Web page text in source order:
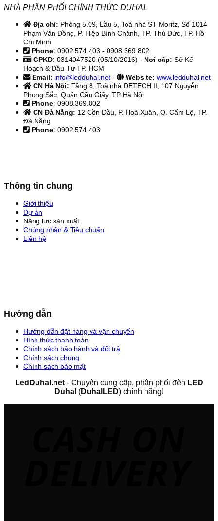
NHÀ PHÂN PHỐI CHÍNH THỨC DUHAL
Địa chỉ: Phòng 5.09, Lầu 5, Toà nhà ST Moritz, Số 1014
Phạm Văn Đồng, P. Hiệp Bình Chánh, TP. Thủ Đức, TP. Hồ
Chí Minh
Phone: 0902 574 403 - 0908 369 802
GPKD: 0314047520 (05/10/2016) - Nơi cấp: Sở Kế
Hoạch & Đầu Tư TP. HCM
Email: info@ledduhal.net - Website: www.ledduhal.net
CN Hà Nội: Tầng 8, Toà nhà DETECH II, 107 Nguyễn
Phong Sắc, Quận Cầu Giấy, TP Hà Nội
Phone: 0908.369.802
CN Đà Nẵng: 12 Cồn Dầu, P. Hoà Xuân, Q. Cẩm Lệ, TP.
Đà Nẵng
Phone: 0902.574.403
Thông tin chung
Giới thiệu
Dự án
Năng lực sản xuất
Chứng nhận & Tiêu chuẩn
Liên hệ
Hướng dẫn
Hướng dẫn đặt hàng và vận chuyển
Hình thức thanh toán
Chính sách bảo hành và đổi trả
Chính sách chung
Chính sách bảo mật
LedDuhal.net- Chuyên cung cấp, phân phối đèn LED
Duhal (DuhalLED) chính hãng!